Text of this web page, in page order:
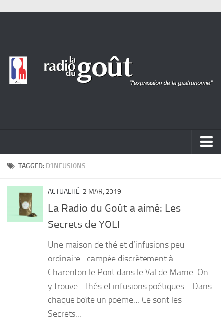
ACTUALITÉ
PORTRAITS
LIVRES
Desserts
TAGGED: D’INFUSIONS
ACTUALITÉ 2 MAR, 2019
La Radio du Goût a aimé: Les
Secrets de YOLI
Une maison de thé et d’infusions peu
ordinaire…campée discrètement à
Charenton le Pont dans le Val de Marne. On
y trouve : Thés et infusions poétiques… Dans
chaque boîte un poème… Ce sont les
Secrets...